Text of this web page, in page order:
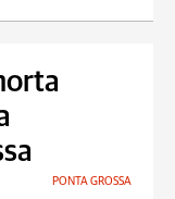
PONTA GROSSA